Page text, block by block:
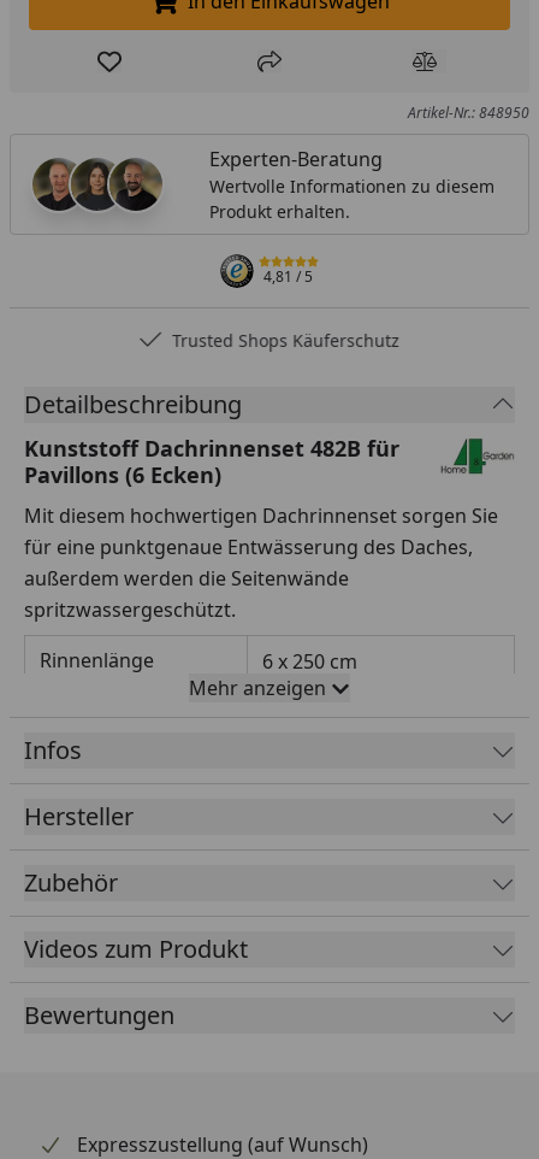
In den Einkaufswagen legen
Produkt zur Wunschliste hinzufügen
Teilen Produkt
Artikel-Nr.: 848950
Experten-Beratung
Wertvolle Informationen zu diesem
Produkt erhalten.
4,81/ 5
Trusted Shops Käuferschutz
Detailbeschreibung
Kunststoff Dachrinnenset 482B für
Pavillons (6 Ecken)
Mit diesem hochwertigen Dachrinnenset sorgen Sie
für eine punktgenaue Entwässerung des Daches,
außerdem werden die Seitenwände
spritzwassergeschützt.
Rinnenlänge
6 x 250 cm
Fallrohrdurchmesser
60 mm
Material
Farbe
Lieferumfang
Rinnenrohre
Montageanleitung
Mehr anzeigen
Infos
Hersteller
Zubehör
Videos zum Produkt
Bewertungen
Expresszustellung (auf Wunsch)